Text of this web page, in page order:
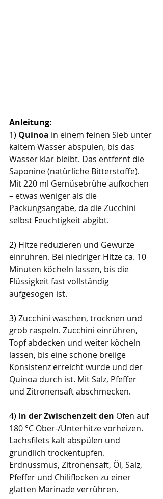
Anleitung:
1) Quinoa in einem feinen Sieb unter
kaltem Wasser abspülen, bis das
Wasser klar bleibt. Das entfernt die
Saponine (natürliche Bitterstoffe).
Mit 220 ml Gemüsebrühe aufkochen
– etwas weniger als die
Packungsangabe, da die Zucchini
selbst Feuchtigkeit abgibt.
2) Hitze reduzieren und Gewürze
einrühren. Bei niedriger Hitze ca. 10
Minuten köcheln lassen, bis die
Flüssigkeit fast vollständig
aufgesogen ist.
3) Zucchini waschen, trocknen und
grob raspeln. Zucchini einrühren,
Topf abdecken und weiter köcheln
lassen, bis eine schöne breiige
Konsistenz erreicht wurde und der
Quinoa durch ist. Mit Salz, Pfeffer
und Zitronensaft abschmecken.
4) In der Zwischenzeit den Ofen auf
180 °C Ober-/Unterhitze vorheizen.
Lachsfilets kalt abspülen und
gründlich trockentupfen.
Erdnussmus, Zitronensaft, Öl, Salz,
Pfeffer und Chiliflocken zu einer
glatten Marinade verrühren.